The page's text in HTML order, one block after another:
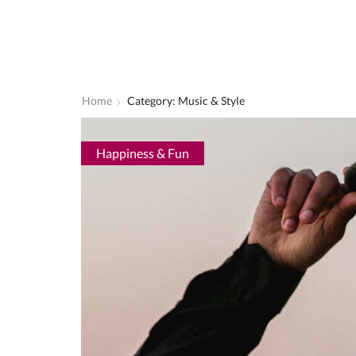
Home Category: Music & Style
Happiness & Fun